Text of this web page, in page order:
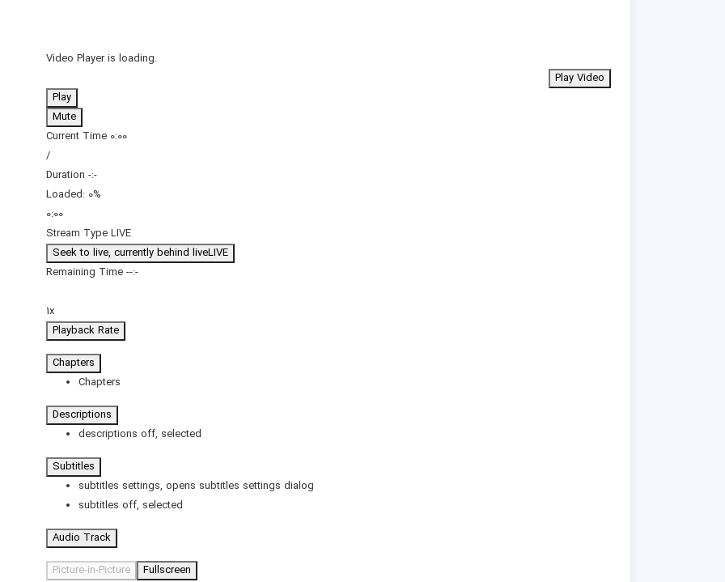
Video Player is loading.
Play Video
Play
Mute
Current Time 0:00
/
Duration -:-
Loaded: 0%
0:00
Stream Type LIVE
Seek to live, currently behind liveLIVE
Remaining Time --:-
1x
Playback Rate
Chapters
Chapters
Descriptions
descriptions off, selected
Subtitles
subtitles settings, opens subtitles settings dialog
subtitles off, selected
Audio Track
Picture-in-Picture
Fullscreen